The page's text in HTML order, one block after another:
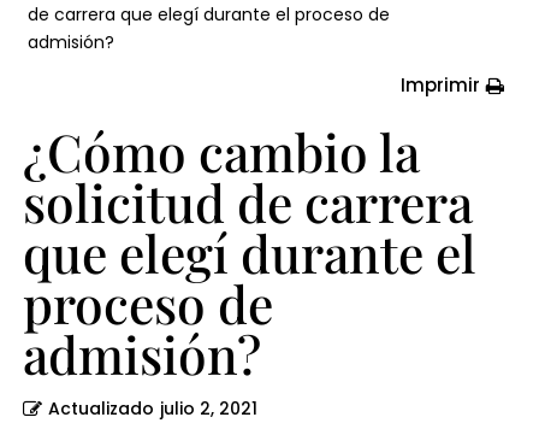
elegí
durante
proceso
de
admisión?
de carrera que elegí durante el proceso de
admisión?
Imprimir
¿Cómo cambio la
solicitud de carrera
que elegí durante el
proceso de
admisión?
Actualizado julio 2, 2021